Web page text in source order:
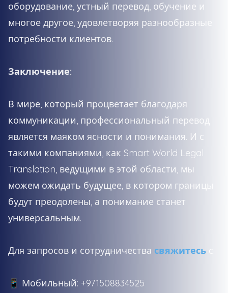
оборудование, устный перевод, обучение и
многое другое, удовлетворяя разнообразные
потребности клиентов.
Заключение:
В мире, который процветает благодаря
коммуникации, профессиональный перевод
является маяком ясности и понимания. И с
такими компаниями, как Smart World Legal
Translation, ведущими в этой области, мы
можем ожидать будущее, в котором границы
будут преодолены, а понимание станет
универсальным.
Для запросов и сотрудничества свяжитесь
📱 Мобильный: +971508834525